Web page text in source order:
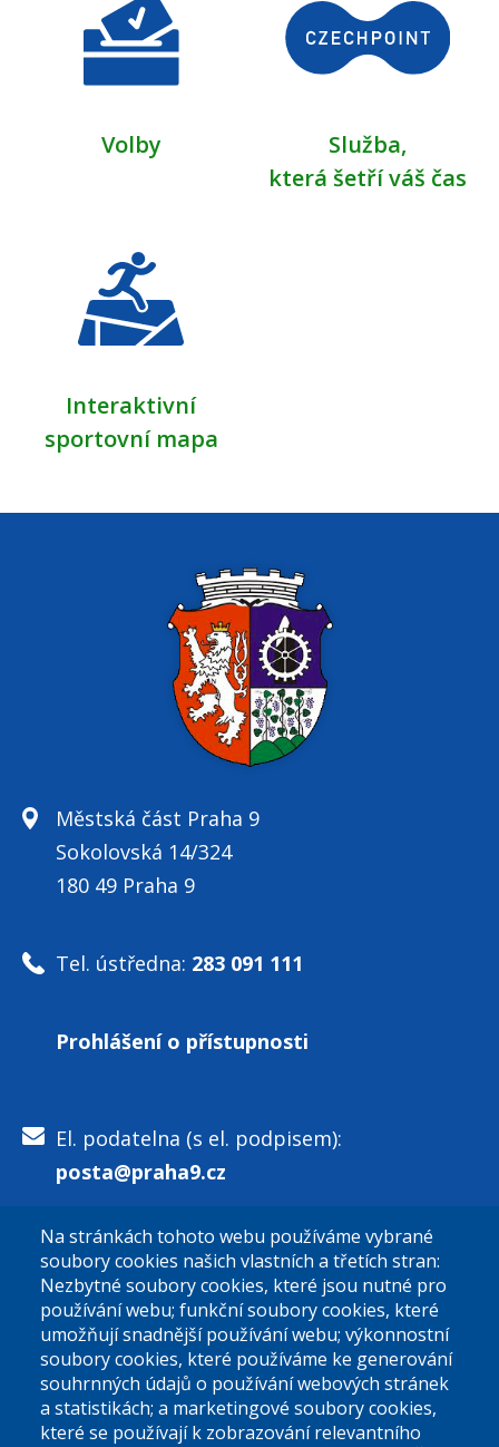
Volby
Služba,
která šetří váš čas
Interaktivní
sportovní mapa
Městská část Praha 9
Sokolovská 14/324
180 49 Praha 9
Tel. ústředna: 283 091 111
Prohlášení o přístupnosti
El. podatelna (s el. podpisem):
posta@praha9.cz
El. podatelna (bez el. podpisu):
podatelna@praha9.cz
Úřední dny:
Na stránkách tohoto webu používáme vybrané
soubory cookies našich vlastních a třetích stran:
Nezbytné soubory cookies, které jsou nutné pro
používání webu; funkční soubory cookies, které
umožňují snadnější používání webu; výkonnostní
soubory cookies, které používáme ke generování
souhrnných údajů o používání webových stránek
a statistikách; a marketingové soubory cookies,
které se používají k zobrazování relevantního